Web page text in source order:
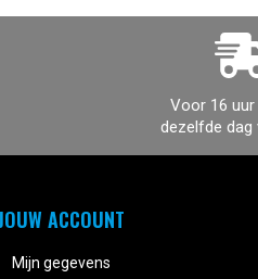
Voor 16 uur
dezelfde dag
ACCOUNT
Mijn gegevens